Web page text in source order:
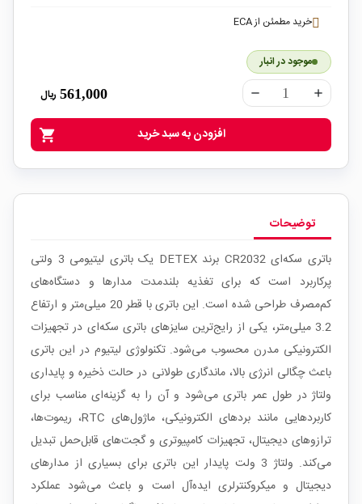
خرید مطمئن از ECA
موجود در انبار
remove add
561,000 ریال
shopping_cart افزودن به سبد خرید
توضیحات
باتری سکه‌ای CR2032 برند DETEX یک باتری لیتیومی 3 ولتی
پرکاربرد است که برای تغذیه بلندمدت مدارها و دستگاه‌های
کم‌مصرف طراحی شده است. این باتری با قطر 20 میلی‌متر و ارتفاع
3.2 میلی‌متر، یکی از رایج‌ترین سایزهای باتری سکه‌ای در تجهیزات
الکترونیکی مدرن محسوب می‌شود. تکنولوژی لیتیوم در این باتری
باعث چگالی انرژی بالا، ماندگاری طولانی در حالت ذخیره و پایداری
ولتاژ در طول عمر باتری می‌شود و آن را به گزینه‌ای مناسب برای
کاربردهایی مانند بردهای الکترونیکی، ماژول‌های RTC، ریموت‌ها،
ترازوهای دیجیتال، تجهیزات کامپیوتری و گجت‌های قابل‌حمل تبدیل
می‌کند. ولتاژ 3 ولت پایدار این باتری برای بسیاری از مدارهای
دیجیتال و میکروکنترلری ایده‌آل است و باعث می‌شود عملکرد